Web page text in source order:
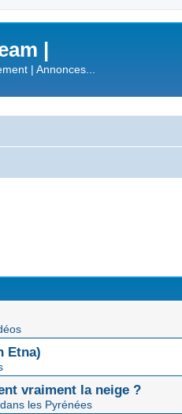
|
| Annonces...
Etna)
vraiment la neige ?
les Pyrénées